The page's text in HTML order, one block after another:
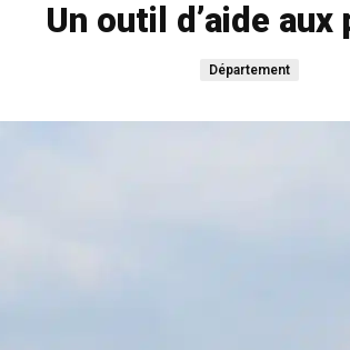
Un outil d’aide
Département